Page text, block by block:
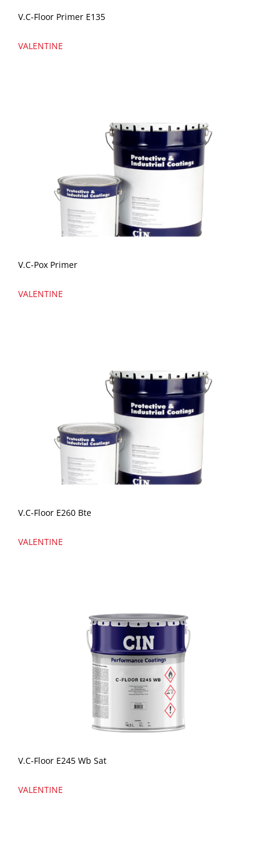
V.C-Floor Primer E135
VALENTINE
V.C-Pox Primer
VALENTINE
V.C-Floor E260 Bte
VALENTINE
V.C-Floor E245 Wb Sat
VALENTINE